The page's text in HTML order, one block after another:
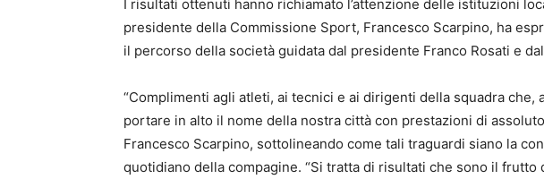
I risultati ottenuti hanno richiamato l’attenzione delle istituzioni
presidente della Commissione Sport, Francesco Scarpino, ha
il percorso della società guidata dal presidente Franco Rosati e
“Complimenti agli atleti, ai tecnici e ai dirigenti della squadra che,
portare in alto il nome della nostra città con prestazioni di
Francesco Scarpino, sottolineando come tali traguardi siano la
quotidiano della compagine. “Si tratta di risultati che sono il frutto